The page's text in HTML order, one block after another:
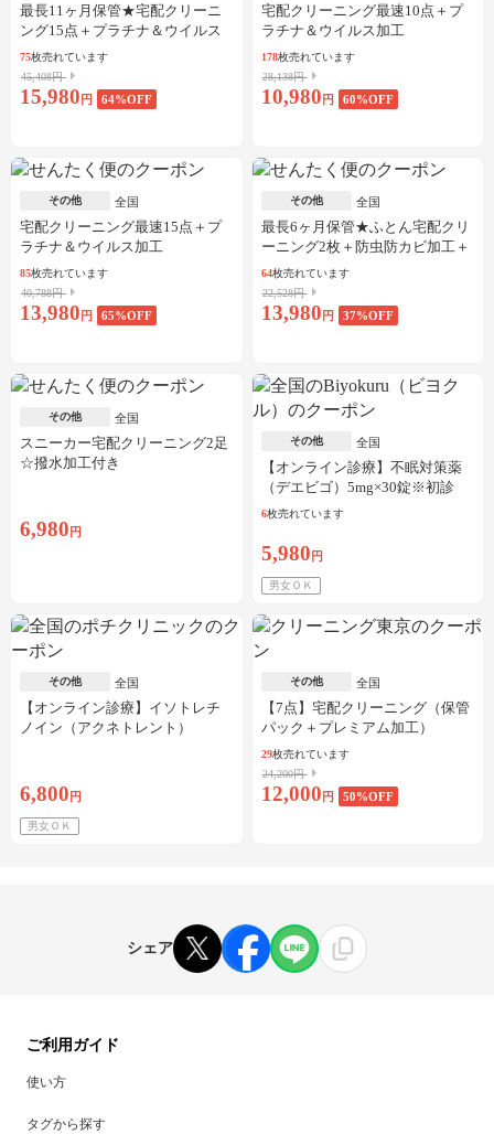
最長11ヶ月保管★宅配クリーニ
ング15点＋プラチナ＆ウイルス
加工
75枚売れています
45,408円
15,980 円 64%OFF
宅配クリーニング最速10点＋プ
ラチナ＆ウイルス加工
178枚売れています
28,138円
10,980 円 60%OFF
その他 全国
宅配クリーニング最速15点＋プ
ラチナ＆ウイルス加工
85枚売れています
40,788円
13,980 円 65%OFF
その他 全国
最長6ヶ月保管★ふとん宅配クリ
ーニング2枚＋防虫防カビ加工＋
しみ抜き
64枚売れています
22,528円
13,980 円 37%OFF
その他 全国
スニーカー宅配クリーニング2足
☆撥水加工付き
6,980 円
その他 全国
【オンライン診療】不眠対策薬
（デエビゴ）5mg×30錠※初診
料・送料込
6枚売れています
5,980 円
男女ＯＫ
その他 全国
【オンライン診療】イソトレチ
ノイン（アクネトレント）
6,800 円
男女ＯＫ
その他 全国
【7点】宅配クリーニング（保管
パック＋プレミアム加工）
29枚売れています
24,200円
12,000 円 50%OFF
シェア
ご利用ガイド
使い方
タグから探す